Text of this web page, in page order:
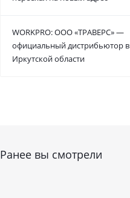
WORKPRO: ООО «ТРАВЕРС» —
официальный дистрибьютор в
Иркутской области
Ранее вы смотрели